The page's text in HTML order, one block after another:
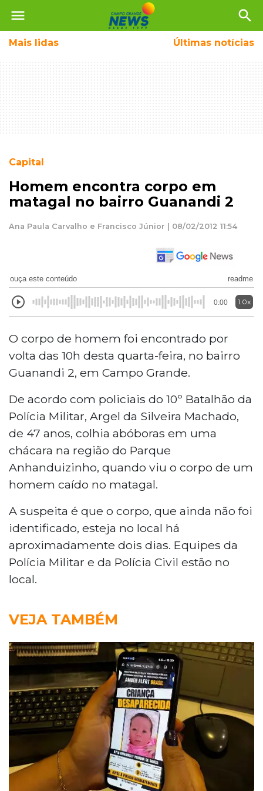
menu search
Mais lidas Últimas notícias
Capital
Homem encontra corpo em
matagal no bairro Guanandi 2
Ana Paula Carvalho e Francisco Júnior | 08/02/2012 11:54
ouça este conteúdo readme
0:00 1.0x
O corpo de homem foi encontrado por
volta das 10h desta quarta-feira, no bairro
Guanandi 2, em Campo Grande.
De acordo com policiais do 10º Batalhão da
Polícia Militar, Argel da Silveira Machado,
de 47 anos, colhia abóboras em uma
chácara na região do Parque
Anhanduizinho, quando viu o corpo de um
homem caído no matagal.
A suspeita é que o corpo, que ainda não foi
identificado, esteja no local há
aproximadamente dois dias. Equipes da
Polícia Militar e da Polícia Civil estão no
local.
VEJA TAMBÉM